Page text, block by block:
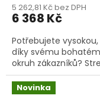
5 262,81 Kč bez DPH
6 368 Kč
Potřebujete
díky svému
okruh zákazníků?
Novinka